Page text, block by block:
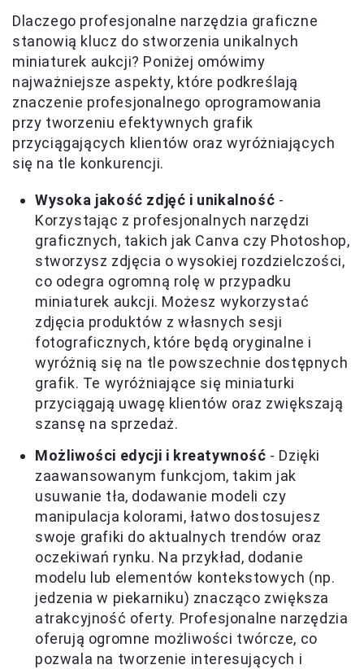
Dlaczego profesjonalne narzędzia graficzne
stanowią klucz do stworzenia unikalnych
miniaturek aukcji? Poniżej omówimy
najważniejsze aspekty, które podkreślają
znaczenie profesjonalnego oprogramowania
przy tworzeniu efektywnych grafik
przyciągających klientów oraz wyróżniających
się na tle konkurencji.
Wysoka jakość zdjęć i unikalność -
Korzystając z profesjonalnych narzędzi
graficznych, takich jak Canva czy Photoshop,
stworzysz zdjęcia o wysokiej rozdzielczości,
co odegra ogromną rolę w przypadku
miniaturek aukcji. Możesz wykorzystać
zdjęcia produktów z własnych sesji
fotograficznych, które będą oryginalne i
wyróżnią się na tle powszechnie dostępnych
grafik. Te wyróżniające się miniaturki
przyciągają uwagę klientów oraz zwiększają
szansę na sprzedaż.
Możliwości edycji i kreatywność - Dzięki
zaawansowanym funkcjom, takim jak
usuwanie tła, dodawanie modeli czy
manipulacja kolorami, łatwo dostosujesz
swoje grafiki do aktualnych trendów oraz
oczekiwań rynku. Na przykład, dodanie
modelu lub elementów kontekstowych (np.
jedzenia w piekarniku) znacząco zwiększa
atrakcyjność oferty. Profesjonalne narzędzia
oferują ogromne możliwości twórcze, co
pozwala na tworzenie interesujących i